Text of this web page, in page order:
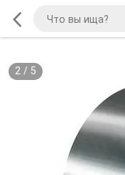
2/ 5